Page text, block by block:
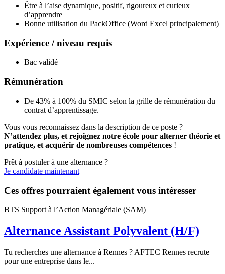
Être à l’aise dynamique, positif, rigoureux et curieux
d’apprendre
Bonne utilisation du PackOffice (Word Excel principalement)
Expérience / niveau requis
Bac validé
Rémunération
De 43% à 100% du SMIC selon la grille de rémunération du
contrat d’apprentissage.
Vous vous reconnaissez dans la description de ce poste ?
N’attendez plus, et rejoignez notre école pour alterner théorie et
pratique, et acquérir de nombreuses compétences !
Prêt à postuler à une alternance ?
Je candidate maintenant
Ces offres pourraient également vous intéresser
BTS Support à l’Action Managériale (SAM)
Alternance Assistant Polyvalent (H/F)
Tu recherches une alternance à Rennes ? AFTEC Rennes recrute
pour une entreprise dans le...